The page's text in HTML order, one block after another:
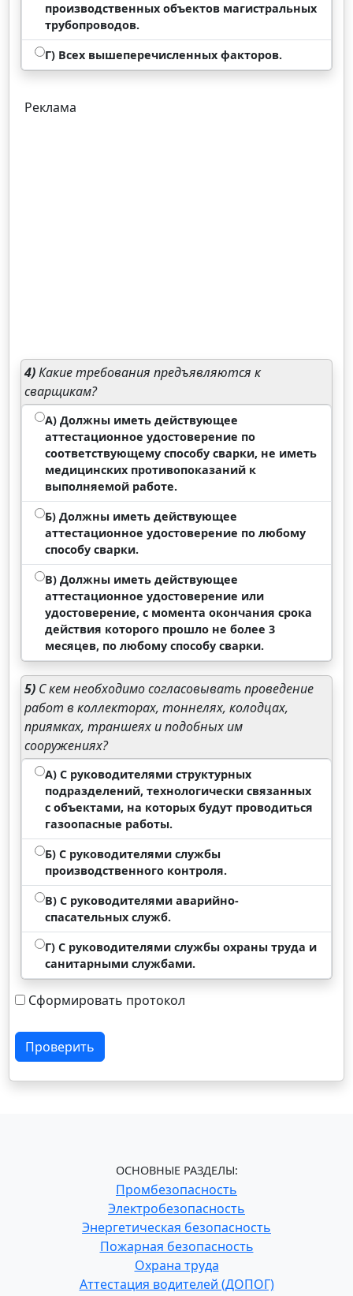
производственных объектов магистральных
трубопроводов.
Г) Всех вышеперечисленных факторов.
Реклама
4)Какие требования предъявляются к
сварщикам?
А) Должны иметь действующее
аттестационное удостоверение по
соответствующему способу сварки, не иметь
медицинских противопоказаний к
выполняемой работе.
Б) Должны иметь действующее
аттестационное удостоверение по любому
способу сварки.
В) Должны иметь действующее
аттестационное удостоверение или
удостоверение, с момента окончания срока
действия которого прошло не более 3
месяцев, по любому способу сварки.
5) С кем необходимо согласовывать проведение
работ в коллекторах, тоннелях, колодцах,
приямках, траншеях и подобных им
сооружениях?
А) C руководителями структурных
подразделений, технологически связанных
с объектами, на которых будут проводиться
газоопасные работы.
Б) C руководителями службы
производственного контроля.
В) C руководителями аварийно-
спасательных служб.
Г) C руководителями службы охраны труда и
санитарными службами.
Сформировать протокол
Проверить
ОСНОВНЫЕ РАЗДЕЛЫ:
Промбезопасность
Электробезопасность
Энергетическая безопасность
Пожарная безопасность
Охрана труда
Аттестация водителей (ДОПОГ)